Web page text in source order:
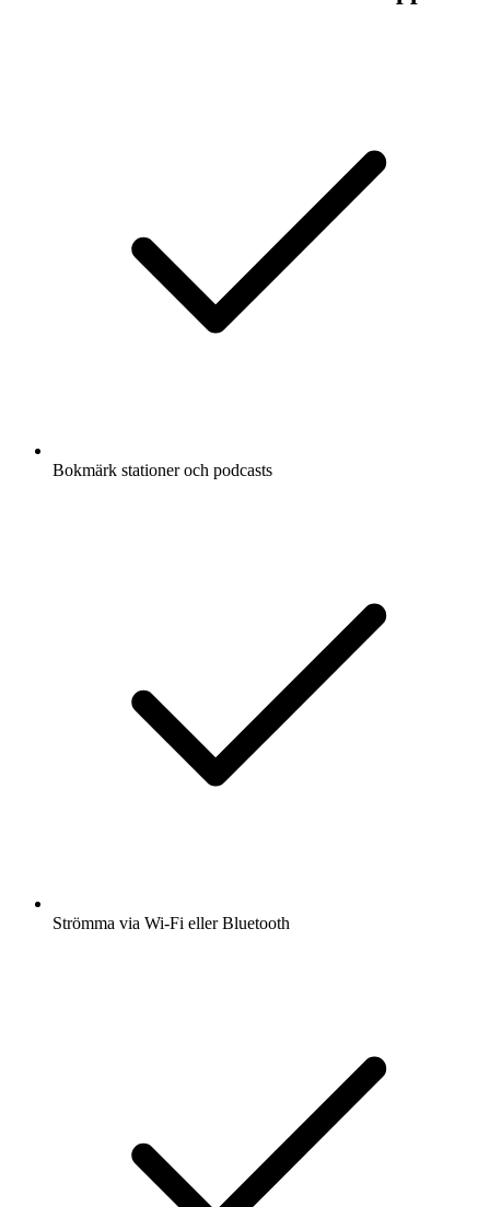
Bokmärk stationer och podcasts
Strömma via Wi-Fi eller Bluetooth